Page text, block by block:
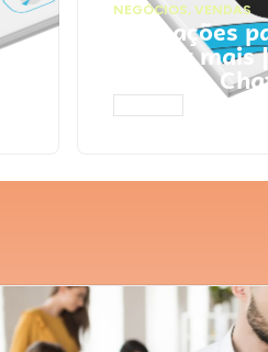
NEGÓCIOS, VENDAS
Faça ações
vender mais |
Prompts